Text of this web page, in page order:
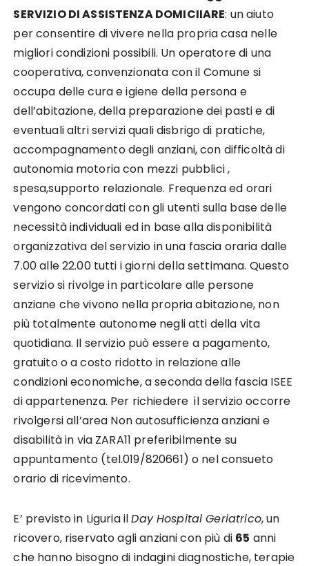
SERVIZIO DI ASSISTENZA DOMICIIARE: un aiuto
per consentire di vivere nella propria casa nelle
migliori condizioni possibili. Un operatore di una
cooperativa, convenzionata con il Comune si
occupa delle cura e igiene della persona e
dell’abitazione, della preparazione dei pasti e di
eventuali altri servizi quali disbrigo di pratiche,
accompagnamento degli anziani, con difficoltà di
autonomia motoria con mezzi pubblici ,
spesa,supporto relazionale. Frequenza ed orari
vengono concordati con gli utenti sulla base delle
necessità individuali ed in base alla disponibilità
organizzativa del servizio in una fascia oraria dalle
7.00 alle 22.00 tutti i giorni della settimana. Questo
servizio si rivolge in particolare alle persone
anziane che vivono nella propria abitazione, non
più totalmente autonome negli atti della vita
quotidiana. Il servizio può essere a pagamento,
gratuito o a costo ridotto in relazione alle
condizioni economiche, a seconda della fascia ISEE
di appartenenza. Per richiedere il servizio occorre
rivolgersi all’area Non autosufficienza anziani e
disabilità in via ZARA11 preferibilmente su
appuntamento (tel.019/820661) o nel consueto
orario di ricevimento.
E’ previsto in Liguria ilDay Hospital Geriatrico, un
ricovero, riservato agli anziani con più di 65 anni
che hanno bisogno di indagini diagnostiche, terapie